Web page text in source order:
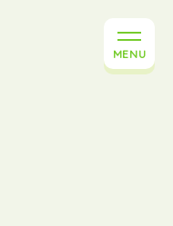
MENU